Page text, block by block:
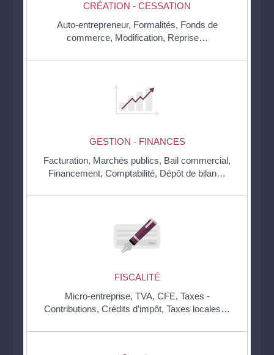
CRÉATION - CESSATION
Auto-entrepreneur, Formalités, Fonds de
commerce, Modification, Reprise…
GESTION - FINANCES
Facturation, Marchés publics, Bail commercial,
Financement, Comptabilité, Dépôt de bilan…
FISCALITÉ
Micro-entreprise, TVA, CFE, Taxes -
Contributions, Crédits d’impôt, Taxes locales…